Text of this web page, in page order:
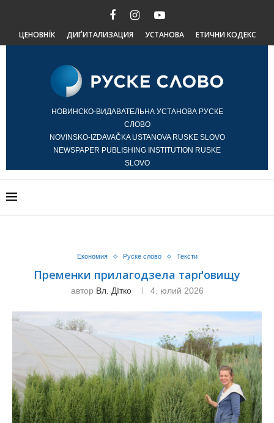
ЦЕНОВНЇК ДИҐИТАЛИЗАЦИЯ УСТАНОВА ЕТИЧНИ КОДЕКС
НОВИНСКО-ВИДАВАТЕЛЬНА УСТАНОВА РУСКЕ
СЛОВО
NOVINSKO-IZDAVAČKA USTANOVA RUSKE SLOVO
NEWSPAPER PUBLISHING INSTITUTION RUSKE
SLOVO
Економия Руске слово Тексти
Пременки прилагодзела тарґовищу
автор Вл. Дїтко 4. юлий 2026